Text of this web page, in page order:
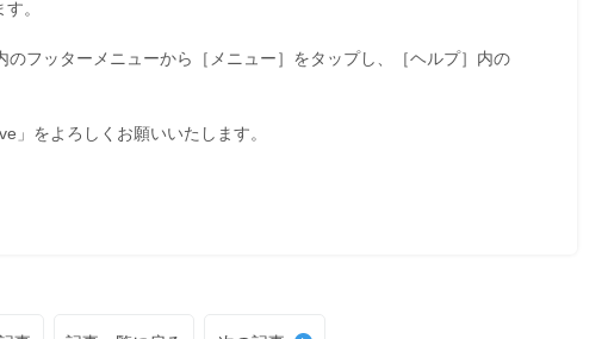
。
フッターメニューから［メニュー］をタップし、［ヘルプ］内の
」をよろしくお願いいたします。